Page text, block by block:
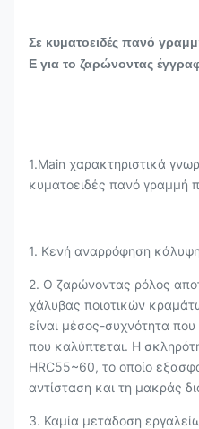
Σε κυματοειδές πανό
Ε για το ζαρώνοντας
1.Main χαρακτηριστικά
κυματοειδές πανό γραμμή
1. Κενή αναρρόφηση
2. Ο ζαρώνοντας ρόλος
χάλυβας ποιοτικών
είναι μέσος-συχνότητα
που καλύπτεται. Η
HRC55~60, το οποίο
αντίσταση και τη μακράς
3. Καμία μετάδοση